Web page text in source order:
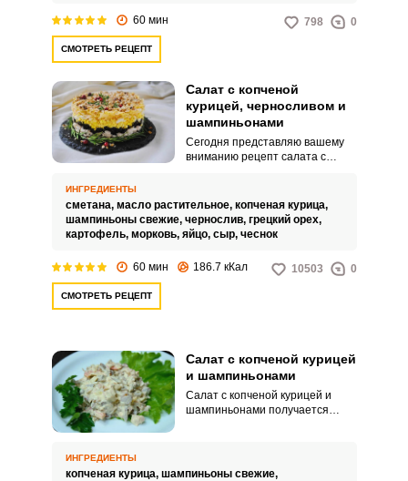
60 мин 798 0
СМОТРЕТЬ РЕЦЕПТ
Салат с копченой
курицей, черносливом и
шампиньонами
Сегодня представляю вашему
вниманию рецепт салата с
добавить, как маринованные
шампиньоны, так и свежие,
предварительно обжарив их на
ИНГРЕДИЕНТЫ
сметана, масло растительное, копченая курица,
шампиньоны свежие, чернослив, грецкий орех,
картофель, морковь, яйцо, сыр, чеснок
60 мин 186.7 кКал 10503 0
СМОТРЕТЬ РЕЦЕПТ
Салат с копченой курицей
и шампиньонами
Салат с копченой курицей и
шампиньонами получается
ИНГРЕДИЕНТЫ
копченая курица, шампиньоны свежие,